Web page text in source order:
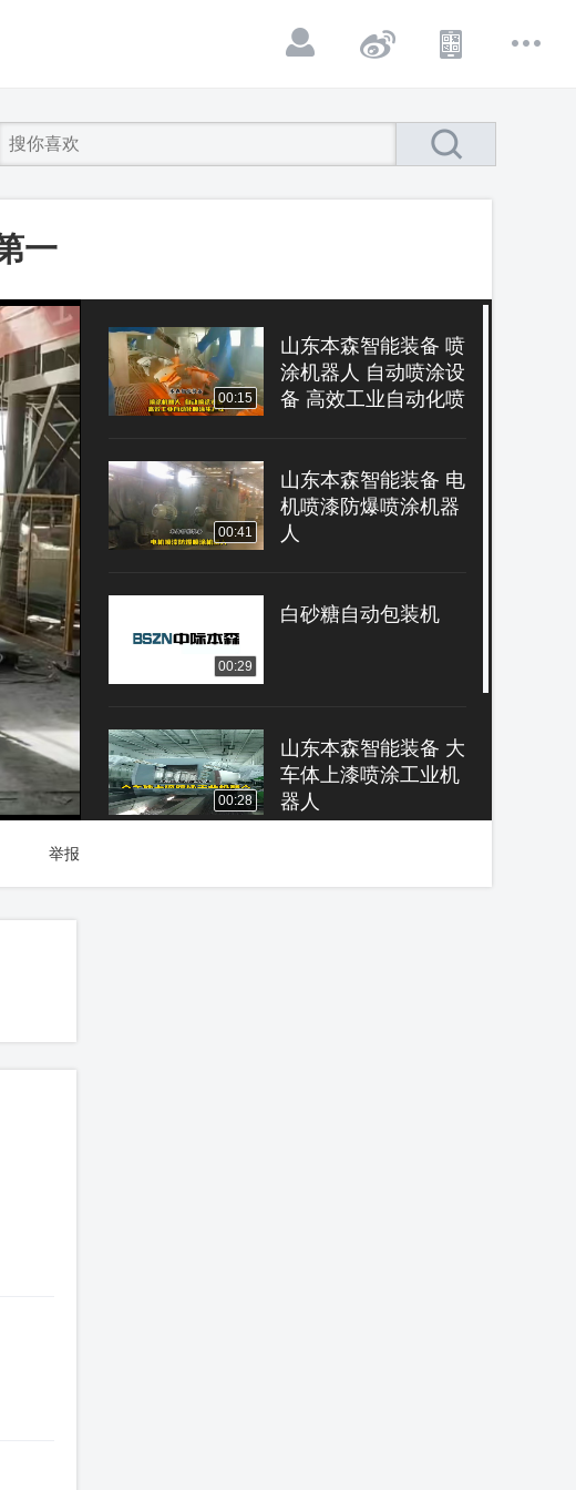
一
00:15
山东本森智能装备 喷
涂机器人 自动喷涂设
备 高效工业自动化喷
00:41
山东本森智能装备 电
机喷漆防爆喷涂机器
人
00:29
白砂糖自动包装机
00:28
山东本森智能装备 大
车体上漆喷涂工业机
器人
山东本森智能装备 搅
举报